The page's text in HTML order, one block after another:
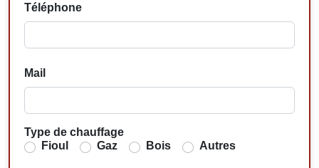
Téléphone
Mail
Type de chauffage
Fioul
Gaz Bois Autres